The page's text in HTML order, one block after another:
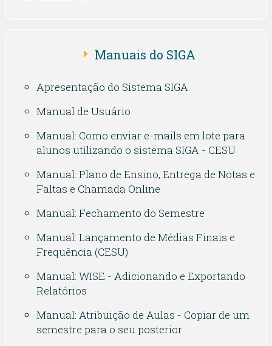
Manuais do SIGA
Apresentação do Sistema SIGA
Manual de Usuário
Manual: Como enviar e-mails em lote para
alunos utilizando o sistema SIGA - CESU
Manual: Plano de Ensino, Entrega de Notas e
Faltas e Chamada Online
Manual: Fechamento do Semestre
Manual: Lançamento de Médias Finais e
Frequência (CESU)
Manual: WISE - Adicionando e Exportando
Relatórios
Manual: Atribuição de Aulas - Copiar de um
semestre para o seu posterior